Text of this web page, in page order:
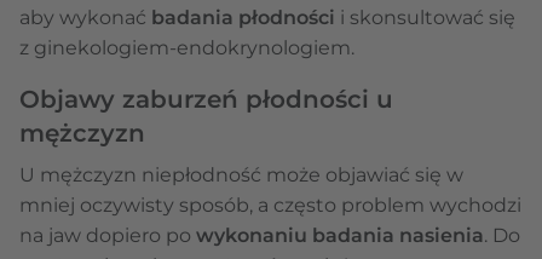
aby wykonać badania płodności i skonsultować się
z ginekologiem-endokrynologiem.
Objawy zaburzeń płodności u
mężczyzn
U mężczyzn niepłodność może objawiać się w
mniej oczywisty sposób, a często problem wychodzi
na jaw dopiero po wykonaniu badania nasienia. Do